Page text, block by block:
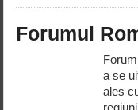
Forumul
a se
ales